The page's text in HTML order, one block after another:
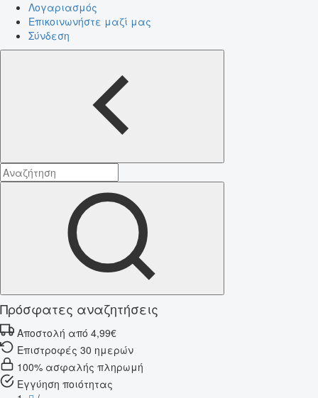
Λογαριασμός
Επικοινωνήστε μαζί μας
Σύνδεση
Πρόσφατες αναζητήσεις
Αποστολή από 4,99€
Επιστροφές 30 ημερών
100% ασφαλής πληρωμή
Εγγύηση ποιότητας